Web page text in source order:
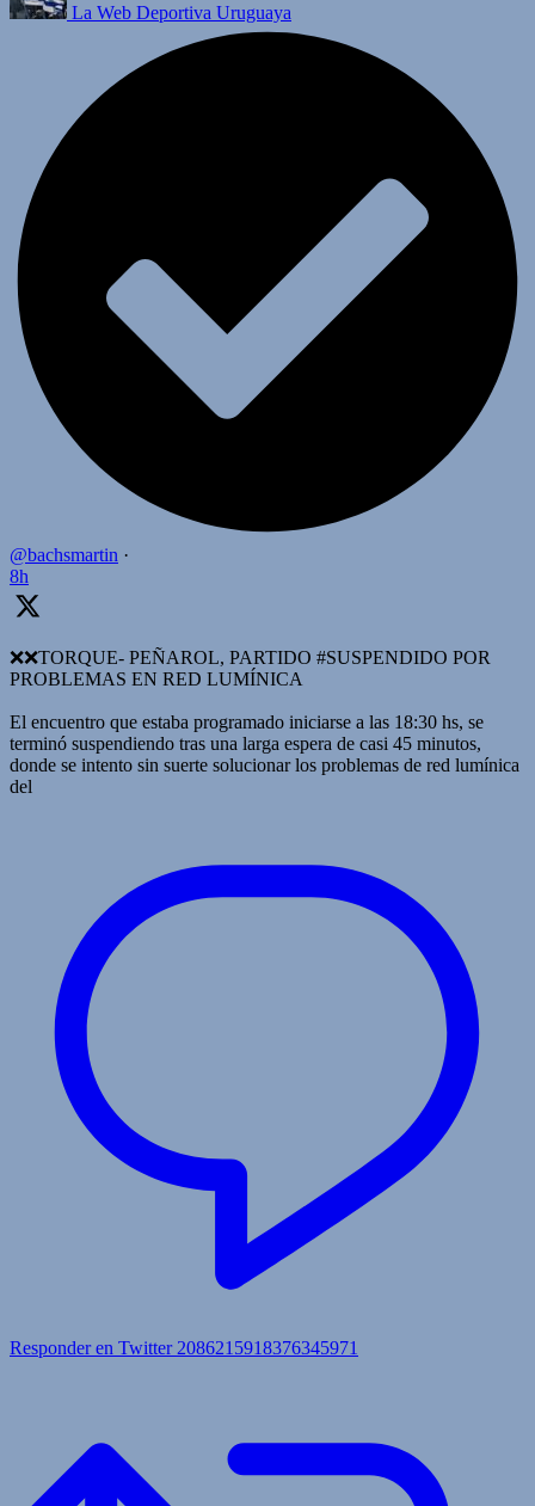
La Web Deportiva Uruguaya
@bachsmartin ·
8h
❌️❌TORQUE- PEÑAROL, PARTIDO #SUSPENDIDO POR
PROBLEMAS EN RED LUMÍNICA
El encuentro que estaba programado iniciarse a las 18:30 hs, se
terminó suspendiendo tras una larga espera de casi 45 minutos,
donde se intento sin suerte solucionar los problemas de red lumínica
del
Responder en Twitter 2086215918376345971